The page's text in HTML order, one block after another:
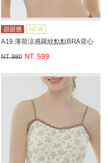
甜甜價 NEW
A19.薄荷涼感羅紋點點BRA背心
NT. 980 NT. 599